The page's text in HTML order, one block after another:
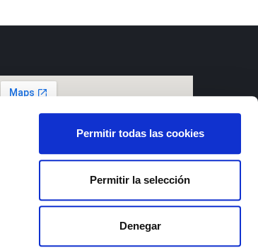
Permitir todas las cookies
Permitir la selección
Denegar